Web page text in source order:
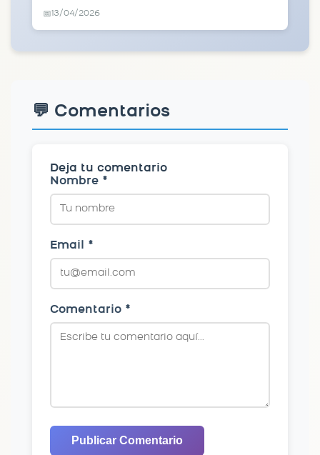
📅13/04/2026
💬 Comentarios
Deja tu comentario
Nombre *
Email *
Comentario *
Publicar Comentario